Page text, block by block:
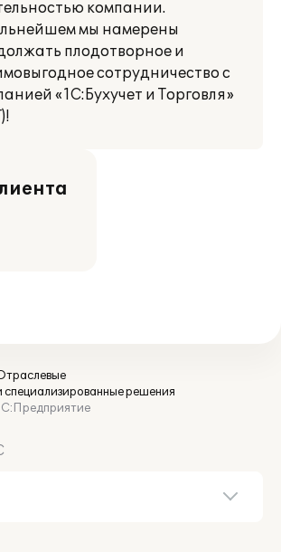
компании.
мы намерены
плодотворное и
сотрудничество с
«1С:Бухучет и Торговля»
специализированные решения